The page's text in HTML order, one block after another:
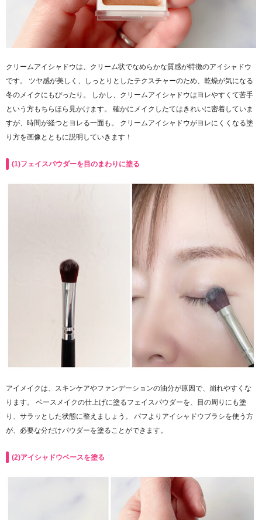
クリームアイシャドウは、クリーム状でなめらかな質感が特徴のアイシャドウ
です。 ツヤ感が美しく、しっとりとしたテクスチャーのため、乾燥が気になる
冬のメイクにもぴったり。 しかし、クリームアイシャドウはヨレやすくて苦手
という方もちらほら見かけます。 確かにメイクしたてはきれいに密着していま
すが、時間が経つとヨレる一面も。 クリームアイシャドウがヨレにくくなる塗
り方を画像とともに説明していきます！
(1)フェイスパウダーを目のまわりに塗る
アイメイクは、スキンケアやファンデーションの油分が原因で、崩れやすくな
ります。 ベースメイクの仕上げに塗るフェイスパウダーを、目の周りにも塗
り、サラッとした状態に整えましょう。 パフよりアイシャドウブラシを使う方
が、必要な分だけパウダーを塗ることができます。
(2)アイシャドウベースを塗る